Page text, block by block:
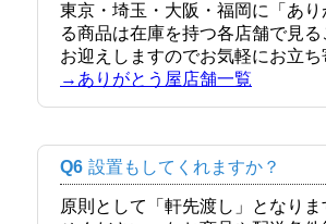
東京・埼玉・大阪・福岡に「あ
る商品は在庫を持つ各店舗で見
お迎えしますのでお気軽にお立ち
→ありがとう屋店舗一覧
Q6 設置もしてくれますか？
原則として「軒先渡し」となり